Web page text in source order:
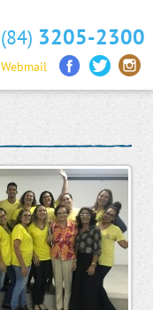
(84) 3205-2300
Webmail